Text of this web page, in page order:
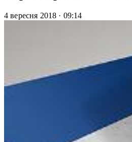
4 вересня 2018 · 09:14